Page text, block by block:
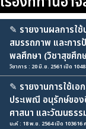
✎ รายงานผลการใ
สมรรถภาพ และการ
พลศึกษา (วิชาสุขศึก
วิชาการ : 20 มิ.ย. 2561 เปิด
✎ รายงานการใช้เ
ประเพณี อนุรักษ์ของ
ศาสนา และวัฒนธรร
นะห์ : 18 พ.ย. 2564 เปิด 103616